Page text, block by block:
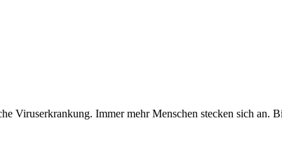
Viruserkrankung. Immer mehr Menschen stecken sich an.